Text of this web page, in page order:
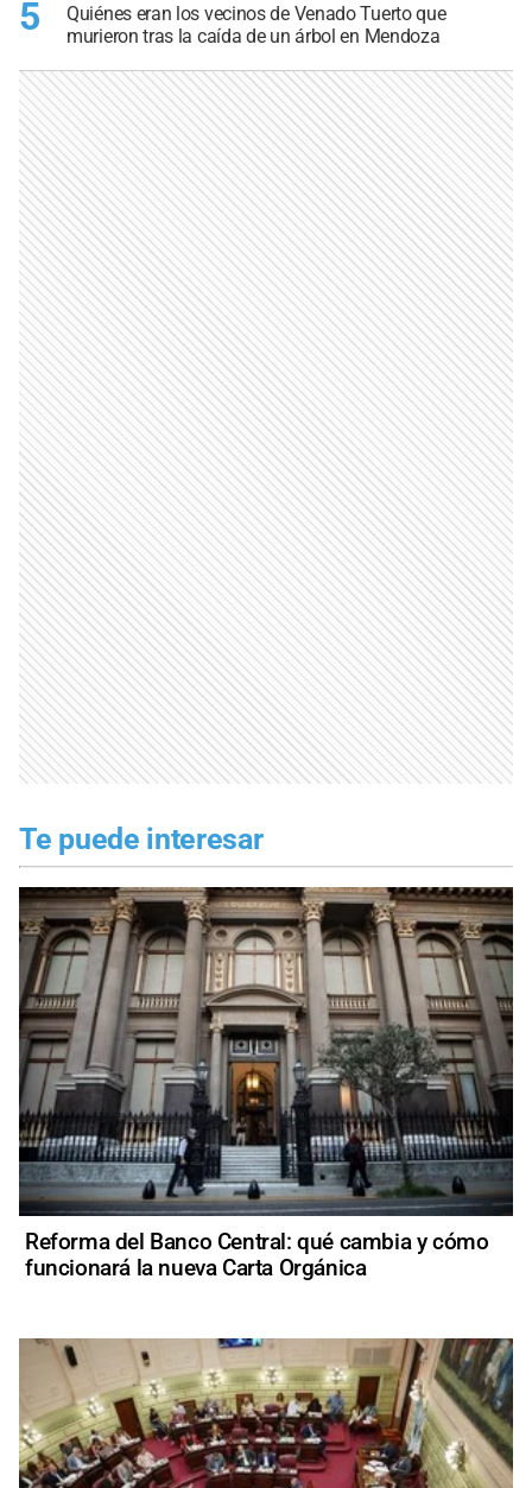
5
Quiénes eran los vecinos de Venado Tuerto que
murieron tras la caída de un árbol en Mendoza
Te puede interesar
Reforma del Banco Central: qué cambia y cómo
funcionará la nueva Carta Orgánica